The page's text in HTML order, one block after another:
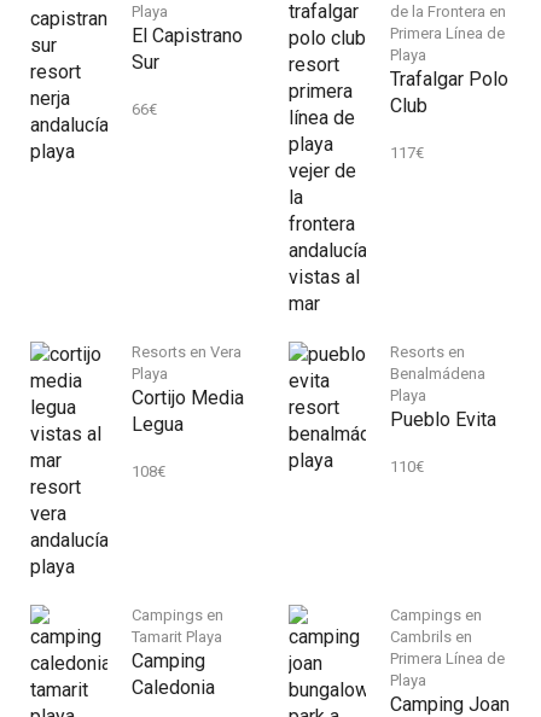
Playa
El Capistrano
Sur
66€
de la Frontera en
Primera Línea de
Playa
Trafalgar Polo
Club
117€
Resorts en Vera
Playa
Cortijo Media
Legua
108€
Resorts en
Benalmádena
Playa
Pueblo Evita
110€
Campings en
Tamarit Playa
Camping
Caledonia
Campings en
Cambrils en
Primera Línea de
Playa
Camping Joan